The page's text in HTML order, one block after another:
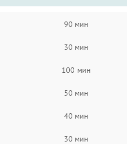
90 мин
30 мин
100 мин
50 мин
40 мин
30 мин